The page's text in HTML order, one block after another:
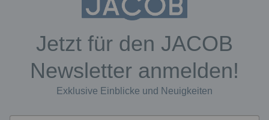
Jetzt für den JACOB
Newsletter anmelden!
Exklusive Einblicke und Neuigkeiten